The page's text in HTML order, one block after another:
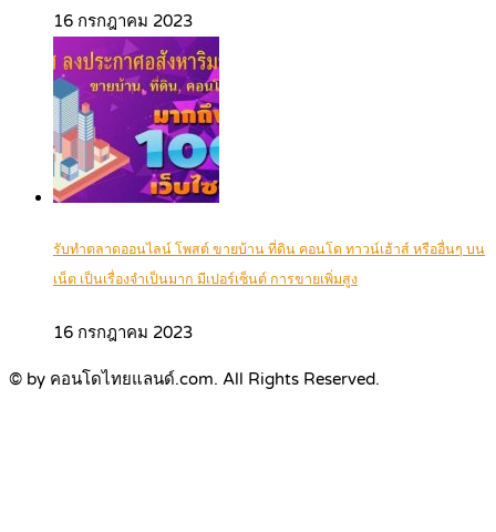
16 กรกฎาคม 2023
รับทำตลาดออนไลน์ โพสต์ ขายบ้าน ที่ดิน คอนโด ทาวน์เฮ้าส์ หรืออื่นๆ บน
เน็ต เป็นเรื่องจำเป็นมาก มีเปอร์เซ็นต์ การขายเพิ่มสูง
16 กรกฎาคม 2023
© by คอนโดไทยแลนด์.com. All Rights Reserved.